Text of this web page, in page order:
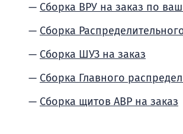
Сборка ВРУ на заказ по
Сборка
Сборка ШУЗ на заказ
Сборка Главного
Сборка щитов АВР на заказ